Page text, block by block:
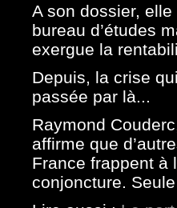
A son dossier,
bureau d’études
exergue la
Depuis, la crise
passée par là...
Raymond
affirme que
France frappent à
conjoncture.